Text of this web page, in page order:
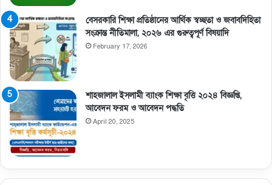
বেসরকারি শিক্ষা প্রতিষ্ঠানের আর্থিক স্বচ্ছতা ও জবাবদিহিতা
সংক্রান্ত নীতিমালা, ২০২৬ এর গুরুত্বপূর্ণ বিষয়াদি
February 17, 2026
শাহজালাল ইসলামী ব্যাংক শিক্ষা বৃত্তি ২০২৪ বিজ্ঞপ্তি,
আবেদন ফরম ও আবেদন পদ্ধতি
April 20, 2025